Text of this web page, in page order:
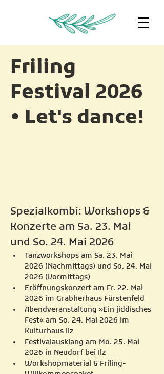
Friling
Festival 2026
• Let's dance!
Spezialkombi: Workshops &
Konzerte am Sa. 23. Mai
und So. 24. Mai 2026
Tanzworkshops am Sa. 23. Mai
2026 (Nachmittags) und So. 24. Mai
2026 (Vormittags)
Eröffnungskonzert am Fr. 22. Mai
2026 im Grabherhaus Fürstenfeld
Abendveranstaltung »Ein jiddisches
Fest« am So. 24. Mai 2026 im
Kulturhaus Ilz
Festivalausklang am Mo. 25. Mai
2026 in Neudorf bei Ilz​
Workshopmaterial & Friling-